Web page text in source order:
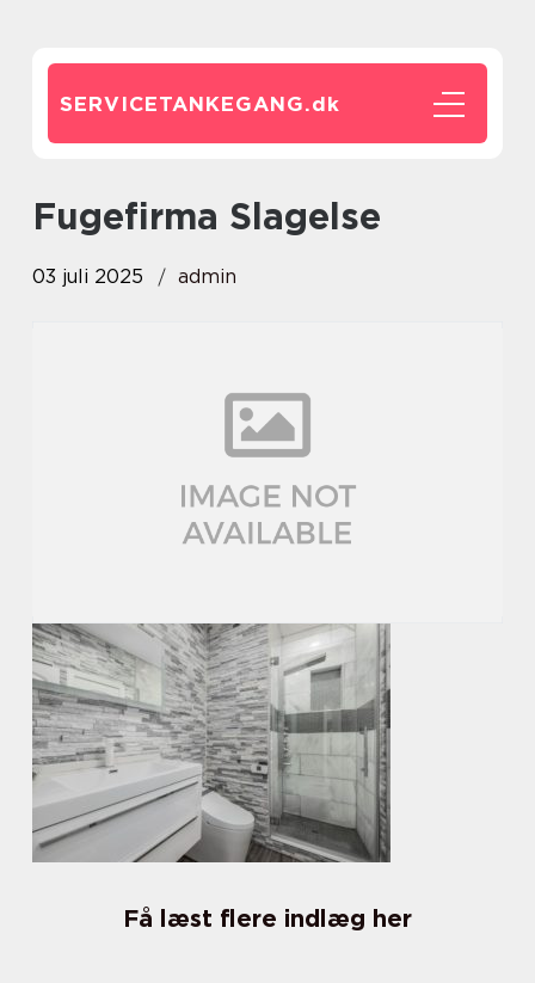
SERVICETANKEGANG.dk
Fugefirma Slagelse
03 juli 2025 admin
Få læst flere indlæg her